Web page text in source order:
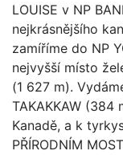
LOUISE v NP
nejkrásnějšího
zamíříme do NP
nejvyšší místo
(1 627 m).
TAKAKKAW
Kanadě, a k
PŘÍRODNÍM